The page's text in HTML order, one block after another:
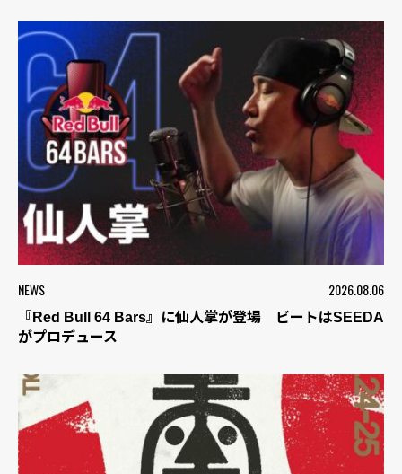
NEWS 2026.08.06
『Red Bull 64 Bars』に仙人掌が登場 ビートはSEEDA
がプロデュース